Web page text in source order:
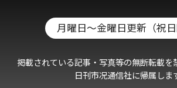
月曜日～金曜日更新（祝日
掲載されている記事・写真等の無断転載を
日刊市况通信社に帰属しま